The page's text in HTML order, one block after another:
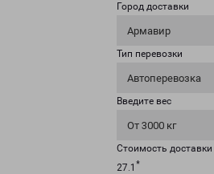
Город доставки
Армавир
Тип перевозки
Автоперевозка
Введите вес
От 3000 кг
Стоимость
27.1 *